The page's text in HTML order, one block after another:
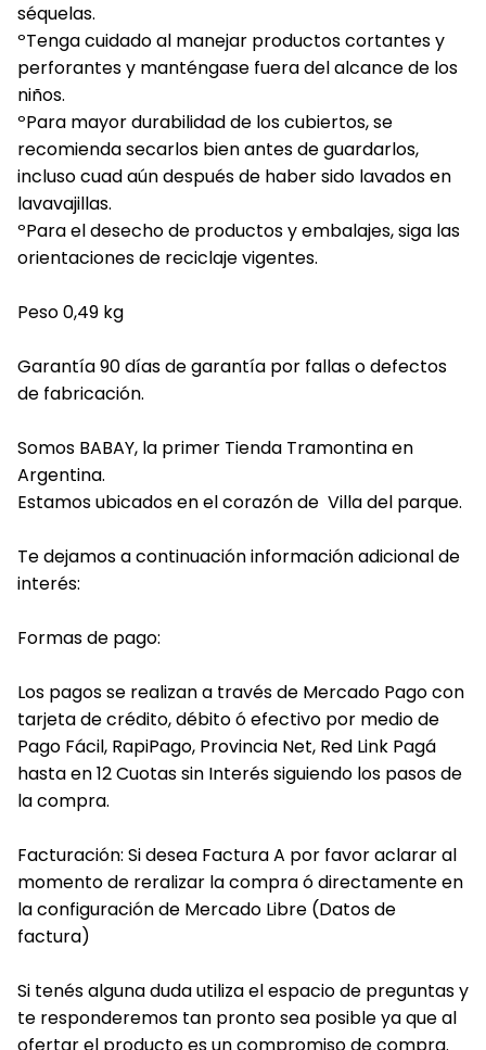
séquelas.
ºTenga cuidado al manejar productos cortantes y
perforantes y manténgase fuera del alcance de los
niños.
ºPara mayor durabilidad de los cubiertos, se
recomienda secarlos bien antes de guardarlos,
incluso cuad aún después de haber sido lavados en
lavavajillas.
ºPara el desecho de productos y embalajes, siga las
orientaciones de reciclaje vigentes.
Peso 0,49 kg
Garantía 90 días de garantía por fallas o defectos
de fabricación.
Somos BABAY, la primer Tienda Tramontina en
Argentina.
Estamos ubicados en el corazón de Villa del parque.
Te dejamos a continuación información adicional de
interés:
Formas de pago:
Los pagos se realizan a través de Mercado Pago con
tarjeta de crédito, débito ó efectivo por medio de
Pago Fácil, RapiPago, Provincia Net, Red Link Pagá
hasta en 12 Cuotas sin Interés siguiendo los pasos de
la compra.
Facturación: Si desea Factura A por favor aclarar al
momento de reralizar la compra ó directamente en
la configuración de Mercado Libre (Datos de
factura)
Si tenés alguna duda utiliza el espacio de preguntas y
te responderemos tan pronto sea posible ya que al